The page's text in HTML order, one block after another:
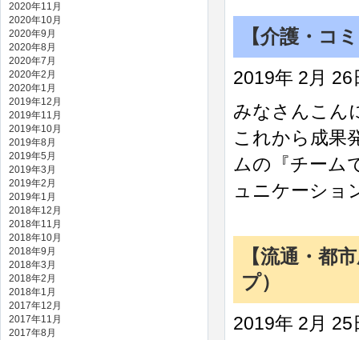
【介護・コ
2019年 2月 26
みなさんこん
これから成果
ムの『チーム
ュニケーショ
【流通・都
プ）
2019年 2月 25
2020年11月
2020年10月
2020年9月
2020年8月
2020年7月
2020年2月
2020年1月
2019年12月
2019年11月
2019年10月
2019年8月
2019年5月
2019年3月
2019年2月
2019年1月
2018年12月
2018年11月
2018年10月
2018年9月
2018年3月
2018年2月
2018年1月
2017年12月
2017年11月
2017年8月